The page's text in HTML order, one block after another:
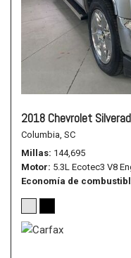
2018 Chevrolet
Columbia, SC
Millas 144,695
Motor 5.3L Ecotec3 V8
Economía de